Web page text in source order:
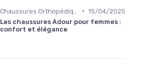
• 15/04/2025
Les chaussures Adour pour femmes :
confort et élégance